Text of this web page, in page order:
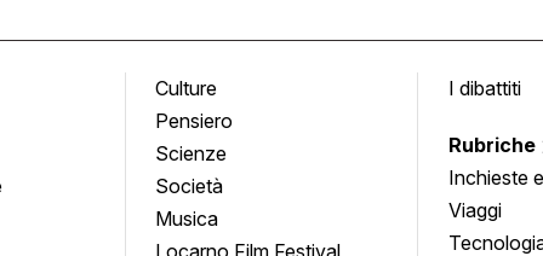
Culture
Pensiero
Scienze
Società
Musica
I dibattiti
Rubriche
Inchieste e
Viaggi